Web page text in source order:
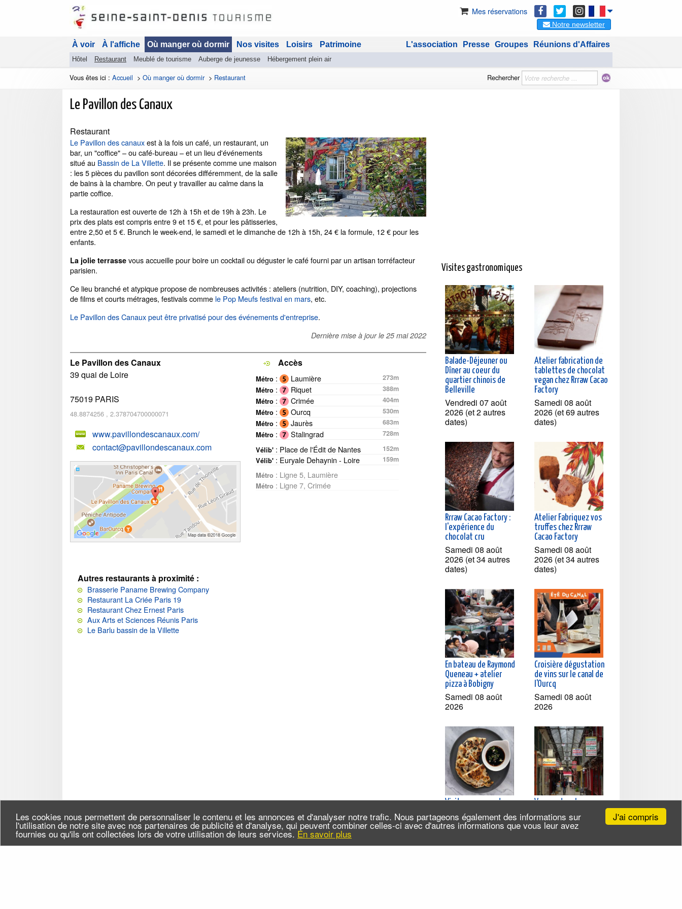
J'ai compris
Les cookies nous permettent de personnaliser le contenu et les annonces et d'analyser notre trafic. Nous partageons également des informations sur
l'utilisation de notre site avec nos partenaires de publicité et d'analyse, qui peuvent combiner celles-ci avec d'autres informations que vous leur avez
fournies ou qu'ils ont collectées lors de votre utilisation de leurs services. En savoir plus
Mes réservations
Notre newsletter
À voir À l'affiche Où manger où dormir
Hôtel Restaurant Meublé de tourisme Auberge de jeunesse Hébergement plein air
Nos visites Loisirs Patrimoine Réunions d'Affaires
Groupes
Presse
L'association
Vous êtes ici : Accueil > Où manger où dormir> Restaurant Rechercher
Le Pavillon des Canaux
Restaurant
Le Pavillon des canauxest à la fois un café, un restaurant, un
bar, un "coffice" – ou café-bureau – et un lieu d'événements
situé au Bassin de La Villette. Il se présente comme une maison
: les 5 pièces du pavillon sont décorées différemment, de la salle
de bains à la chambre. On peut y travailler au calme dans la
partie coffice.
La restauration est ouverte de 12h à 15h et de 19h à 23h. Le
prix des plats est compris entre 9 et 15 €, et pour les pâtisseries,
entre 2,50 et 5 €. Brunch le week-end, le samedi et le dimanche de 12h à 15h, 24 € la formule, 12 € pour les
enfants.
La jolie terrasse vous accueille pour boire un cocktail ou déguster le café fourni par un artisan torréfacteur
parisien.
Ce lieu branché et atypique propose de nombreuses activités : ateliers (nutrition, DIY, coaching), projections
de films et courts métrages, festivals comme le Pop Meufs festival en mars, etc.
Le Pavillon des Canaux peut être privatisé pour des événements d'entreprise.
Dernière mise à jour le 25 mai 2022
Le Pavillon des Canaux
39 quai de Loire
75019 PARIS
48.8874256 , 2.378704700000071
www.pavillondescanaux.com/
contact@pavillondescanaux.com
Accès
Métro : Laumière
273m
Métro : Riquet
388m
Métro : Crimée
404m
Métro : Ourcq
530m
Métro : Jaurès
683m
Métro : Stalingrad
728m
Vélib' : Place de l'Édit de Nantes
152m
Vélib' : Euryale Dehaynin - Loire
159m
Métro : Ligne 5, Laumière
Métro : Ligne 7, Crimée
Autres restaurants à proximité :
Brasserie Paname Brewing Company
Restaurant La Criée Paris 19
Restaurant Chez Ernest Paris
Aux Arts et Sciences Réunis Paris
Le Barlu bassin de la Villette
Visites gastronomiques
Balade-Déjeuner ou
Dîner au coeur du
quartier chinois de
Belleville
Vendredi 07 août
2026 (et 2 autres
dates)
Atelier fabrication de
tablettes de chocolat
vegan chez Rrraw Cacao
Factory
Samedi 08 août
2026 (et 69 autres
dates)
Rrraw Cacao Factory :
l'expérience du
chocolat cru
Samedi 08 août
2026 (et 34 autres
dates)
Atelier Fabriquez vos
truffes chez Rrraw
Cacao Factory
Samedi 08 août
2026 (et 34 autres
dates)
En bateau de Raymond
Queneau + atelier
pizza à Bobigny
Samedi 08 août
2026
Croisière dégustation
de vins sur le canal de
l'Ourcq
Samedi 08 août
2026
Visites gourmandes -
Les cuisines chinoises
sur le pouce
Jeudi 13 août 2026
(et 4 autres dates)
Voyage dans le sous-
continent indien à Paris
Mercredi 19 août
dates)